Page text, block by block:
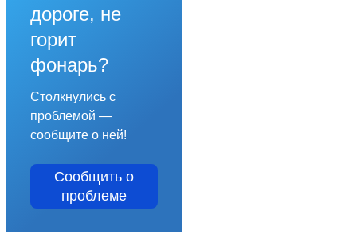
дороге, не
горит
фонарь?
Столкнулись с
проблемой —
сообщите о ней!
Сообщить о
проблеме